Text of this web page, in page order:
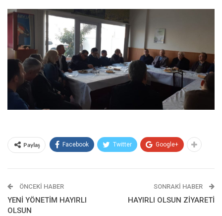
Paylaş Facebook Twitter Google+
ÖNCEKI HABER
YENİ YÖNETİM HAYIRLI
OLSUN
SONRAKI HABER
HAYIRLI OLSUN ZİYARETİ